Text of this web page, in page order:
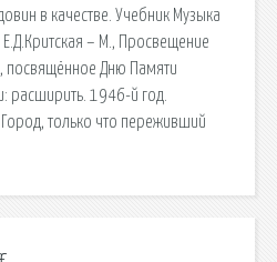
в качестве. Учебник Музыка
Е.Д.Критская – М., Просвещение
посвящённое Дню Памяти
расширить. 1946-й год.
только что переживший